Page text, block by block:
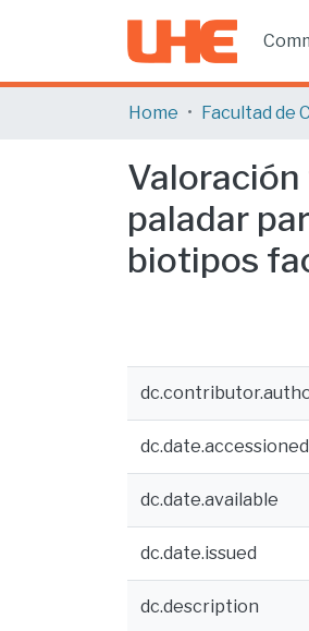
Home
paladar
biotipos
dc.date.accessioned
dc.date.available
dc.date.issued
dc.description